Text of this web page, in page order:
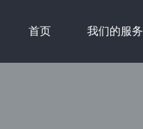
首页 我们的服务